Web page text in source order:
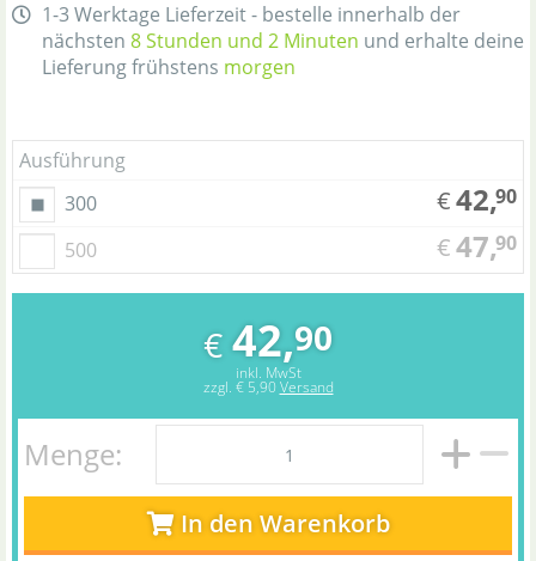
1-3 Werktage Lieferzeit - bestelle innerhalb der
nächsten 8 Stunden und 2 Minuten und erhalte deine
Lieferung frühstens morgen
Ausführung
300
€42,90
500 €47,90
€ 42,90
inkl. MwSt
zzgl. € 5,90 Versand
Menge:
In den Warenkorb